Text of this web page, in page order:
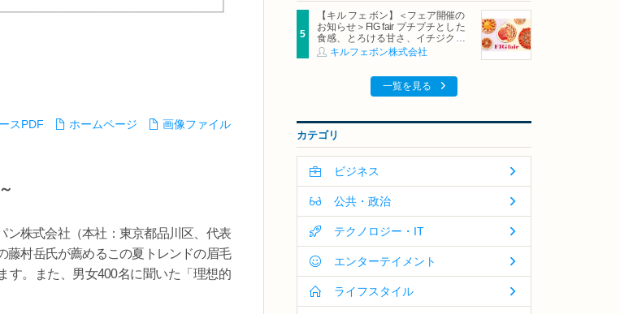
スPDF ホームページ 画像ファイル
ン株式会社（本社：東京都品川区、代表
村岳氏が薦めるこの夏トレンドの眉毛
す。また、男女400名に聞いた「理想的
【キル フェ ボン】＜フェア開催の
お知らせ＞FIG fair プチプチとした
食感、とろける甘さ、イチジクの
魅力をたっぷりと。新作を含め、
イチジク尽くしの全4種が登場8月
キルフェボン株式会社
一覧を見る
カテゴリ
ビジネス
公共・政治
テクノロジー・IT
エンターテイメント
ライフスタイル